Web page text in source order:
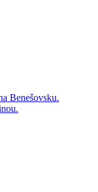
Benešovsku.